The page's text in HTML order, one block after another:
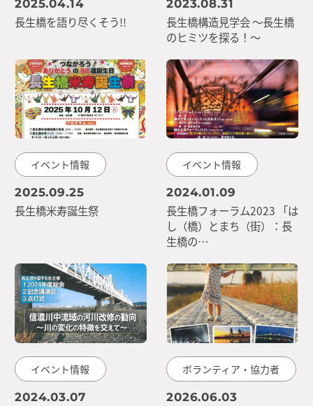
2025.04.14
長生橋を語り尽くそう!!
2023.08.31
長生橋構造見学会 ～長生橋
のヒミツを探る！～
イベント情報
2025.09.25
長生橋米寿誕生祭
イベント情報
2024.01.09
長生橋フォーラム2023 「は
し（橋）とまち（街）：長
生橋の…
イベント情報
2024.03.07
ボランティア・協力者
2026.06.03